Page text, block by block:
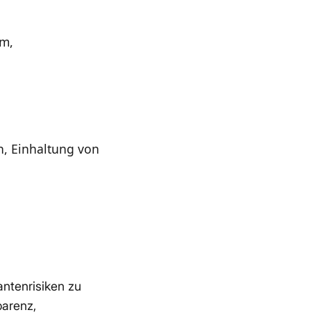
Einhaltung von
zu